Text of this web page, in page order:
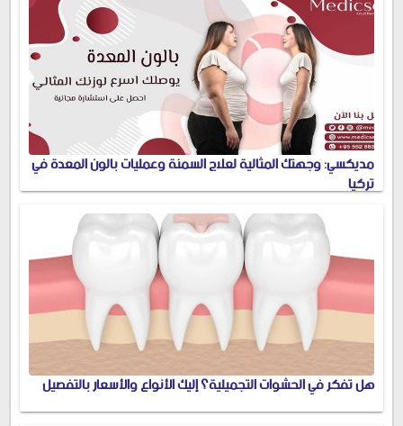
مديكسي: وجهتك المثالية لعلاج السمنة وعمليات بالون المعدة في
تركيا
هل تفكر في الحشوات التجميلية؟ إليك الأنواع والأسعار بالتفصيل